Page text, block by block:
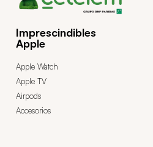
Imprescindibles
Apple
Apple Watch
Apple TV
Airpods
Accesorios